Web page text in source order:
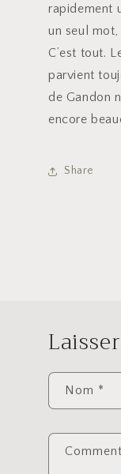
rapidement
un seul
C’est tout.
parvient
de Gandon
encore
Share
Nom *